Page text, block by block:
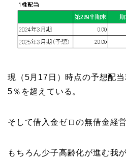
現（5月17日）時点の予想配
5％を超えている。
そして借入金ゼロの無借金経
もちろん少子高齢化が進む我